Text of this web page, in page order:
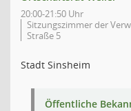
20:00-21:50 Uhr
Sitzungszimmer der
Straße 5
Stadt Sinsheim
Öffentliche